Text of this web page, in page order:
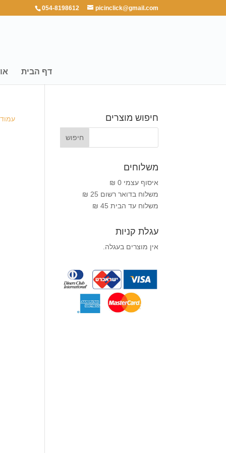
054-8198612 picinclick@gmail.com
דף הבית
חיפוש מוצרים
משלוחים
איסוף עצמי 0 ₪
משלוח בדואר רשום 25 ₪
משלוח עד הבית 45 ₪
עגלת קניות
אין מוצרים בעגלה.